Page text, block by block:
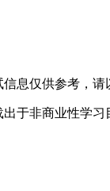
息仅供参考，请
于非商业性